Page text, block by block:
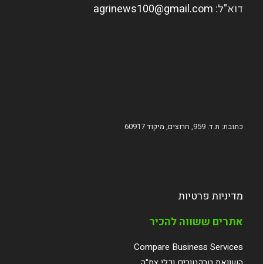
דוא"ל: agrinews100@gmail.com
כתובת: ת.ד. 959, חרוצים, מיקוד 60917
מדיניות פרטיות
אתרים ששווה להכיר
Compare Business Services